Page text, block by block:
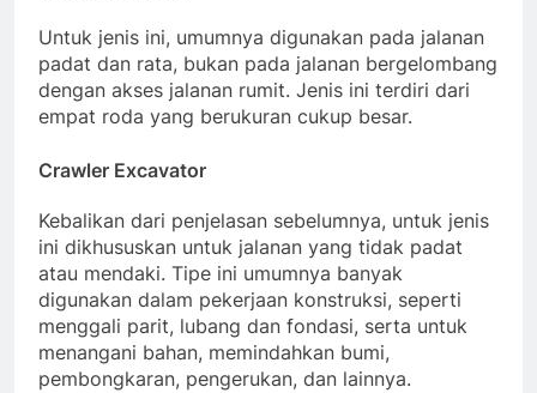
Untuk jenis ini, umumnya digunakan pada jalanan
padat dan rata, bukan pada jalanan bergelombang
dengan akses jalanan rumit. Jenis ini terdiri dari
empat roda yang berukuran cukup besar.
Crawler Excavator
Kebalikan dari penjelasan sebelumnya, untuk jenis
ini dikhususkan untuk jalanan yang tidak padat
atau mendaki. Tipe ini umumnya banyak
digunakan dalam pekerjaan konstruksi, seperti
menggali parit, lubang dan fondasi, serta untuk
menangani bahan, memindahkan bumi,
pembongkaran, pengerukan, dan lainnya.